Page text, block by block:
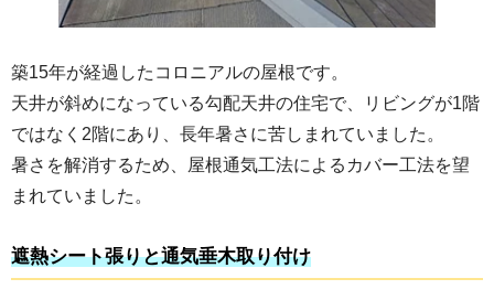
築15年が経過したコロニアルの屋根です。
天井が斜めになっている勾配天井の住宅で、リビングが1階
ではなく2階にあり、長年暑さに苦しまれていました。
暑さを解消するため、屋根通気工法によるカバー工法を望
まれていました。
遮熱シート張りと通気垂木取り付け